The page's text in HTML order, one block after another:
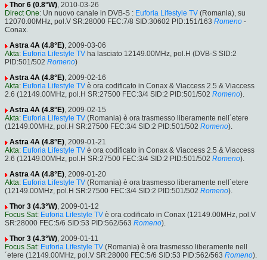
Thor 6 (0.8°W), 2010-03-26
Direct One: Un nuovo canale in DVB-S : Euforia Lifestyle TV (Romania), su
12070.00MHz, pol.V SR:28000 FEC:7/8 SID:30602 PID:151/163 Romeno -
Conax.
Astra 4A (4.8°E), 2009-03-06
Akta: Euforia Lifestyle TV ha lasciato 12149.00MHz, pol.H (DVB-S SID:2
PID:501/502 Romeno)
Astra 4A (4.8°E), 2009-02-16
Akta: Euforia Lifestyle TV è ora codificato in Conax & Viaccess 2.5 & Viaccess
2.6 (12149.00MHz, pol.H SR:27500 FEC:3/4 SID:2 PID:501/502 Romeno).
Astra 4A (4.8°E), 2009-02-15
Akta: Euforia Lifestyle TV (Romania) è ora trasmesso liberamente nell´etere
(12149.00MHz, pol.H SR:27500 FEC:3/4 SID:2 PID:501/502 Romeno).
Astra 4A (4.8°E), 2009-01-21
Akta: Euforia Lifestyle TV è ora codificato in Conax & Viaccess 2.5 & Viaccess
2.6 (12149.00MHz, pol.H SR:27500 FEC:3/4 SID:2 PID:501/502 Romeno).
Astra 4A (4.8°E), 2009-01-20
Akta: Euforia Lifestyle TV (Romania) è ora trasmesso liberamente nell´etere
(12149.00MHz, pol.H SR:27500 FEC:3/4 SID:2 PID:501/502 Romeno).
Thor 3 (4.3°W), 2009-01-12
Focus Sat: Euforia Lifestyle TV è ora codificato in Conax (12149.00MHz, pol.V
SR:28000 FEC:5/6 SID:53 PID:562/563 Romeno).
Thor 3 (4.3°W), 2009-01-11
Focus Sat: Euforia Lifestyle TV (Romania) è ora trasmesso liberamente nell
´etere (12149.00MHz, pol.V SR:28000 FEC:5/6 SID:53 PID:562/563 Romeno).